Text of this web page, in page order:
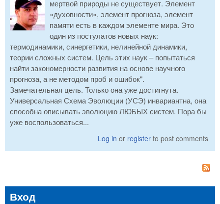
мертвой природы не существует. Элемент
«духовности», элемент прогноза, элемент
памяти есть в каждом элементе мира. Это
один из постулатов новых наук:
термодинамики, синергетики, нелинейной динамики,
теории сложных систем. Цель этих наук – попытаться
найти закономерности развития на основе научного
прогноза, а не методом проб и ошибок".
Замечательная цель. Только она уже достигнута.
Универсальная Схема Эволюции (УСЭ) инвариантна, она
способна описывать эволюцию ЛЮБЫХ систем. Пора бы
уже воспользоваться...
Log in or register to post comments
Вход